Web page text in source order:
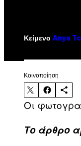
Κείμενο Anya
Kοινοποίηση
Οι
Το άρθρο